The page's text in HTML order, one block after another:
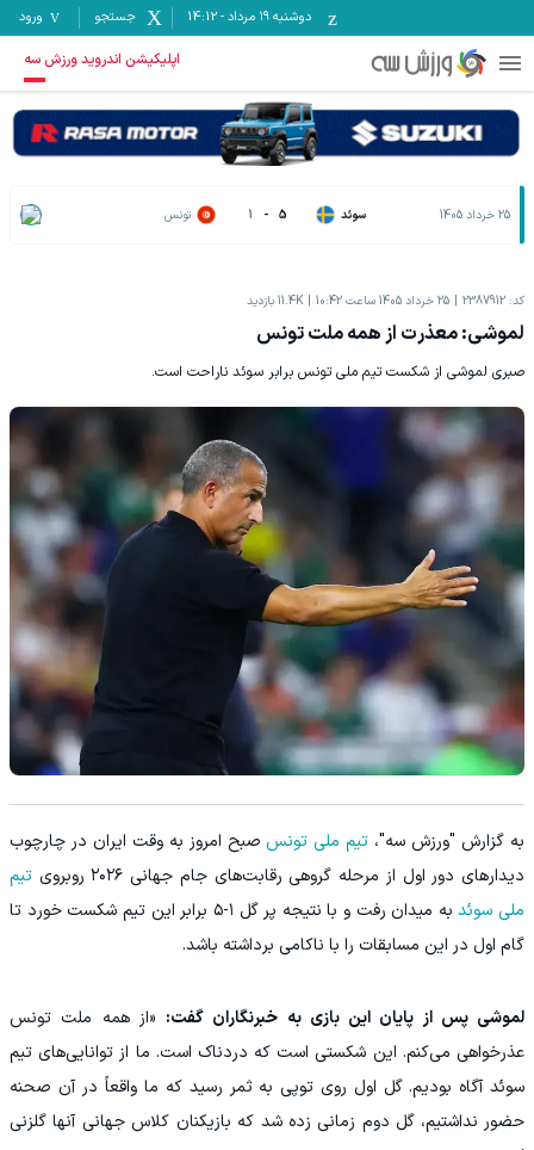
دوشنبه ۱۹ مرداد -
14:12 جستجو ورود
اپلیکیشن اندروید ورزش سه
25 خرداد 1405 سوئد 5
-
1 تونس
کد: 2387912 25 خرداد 1405 ساعت 10:42 11.4K بازدید
لموشی: معذرت از همه ملت تونس
صبری لموشی از شکست تیم ملی تونس برابر سوئد ناراحت است.
به گزارش "ورزش سه"، تیم ملی تونس صبح امروز به وقت ایران در چارچوب
دیدارهای دور اول از مرحله گروهی رقابت‌های جام جهانی ۲۰۲۶ روبروی
تیم
ملی سوئد
به میدان رفت و با نتیجه پر گل ۱-۵ برابر این تیم شکست خورد تا
گام اول در این مسابقات را با ناکامی برداشته باشد.
لموشی پس از پایان این بازی به خبرنگاران گفت: «از همه ملت تونس
عذرخواهی می‌کنم. این شکستی است که دردناک است. ما از توانایی‌های تیم
سوئد آگاه بودیم. گل اول روی توپی به ثمر رسید که ما واقعاً در آن صحنه
حضور نداشتیم، گل دوم زمانی زده شد که بازیکنان کلاس جهانی آنها گلزنی